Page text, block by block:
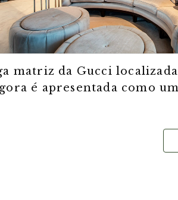
matriz da Gucci
é apresentada como